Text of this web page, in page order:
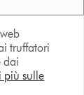
truffatori
dai
più sulle